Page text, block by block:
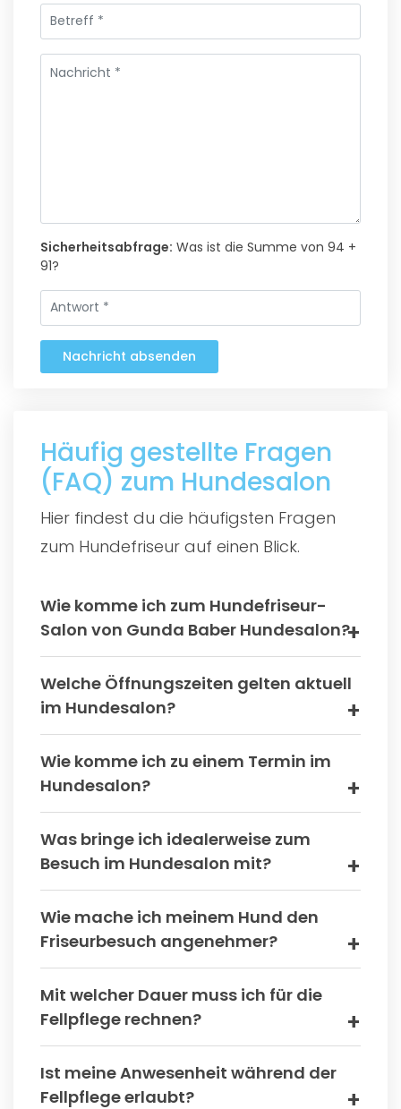
Sicherheitsabfrage: Was ist die Summe von 94 +
91?
Nachricht absenden
Häufig gestellte Fragen
(FAQ) zum Hundesalon
Hier findest du die häufigsten Fragen
zum Hundefriseur auf einen Blick.
Wie komme ich zum Hundefriseur-
Salon von Gunda Baber Hundesalon?
Welche Öffnungszeiten gelten aktuell
im Hundesalon?
Wie komme ich zu einem Termin im
Hundesalon?
Was bringe ich idealerweise zum
Besuch im Hundesalon mit?
Wie mache ich meinem Hund den
Friseurbesuch angenehmer?
Mit welcher Dauer muss ich für die
Fellpflege rechnen?
Ist meine Anwesenheit während der
Fellpflege erlaubt?